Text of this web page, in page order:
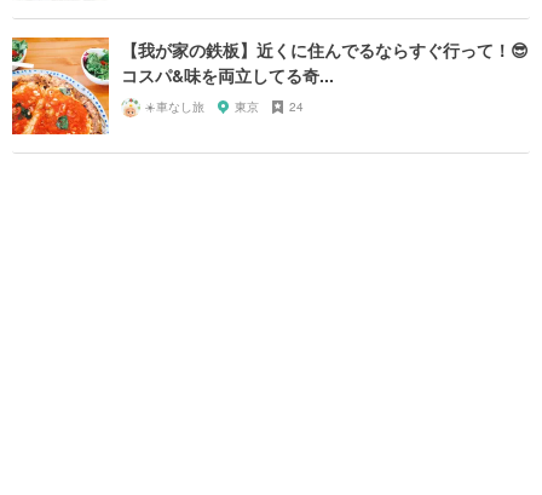
【我が家の鉄板】近くに住んでるならすぐ行って！😎
コスパ&味を両立してる奇...
☀️車なし旅 東京 24